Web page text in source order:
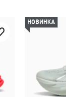
НОВИНКА